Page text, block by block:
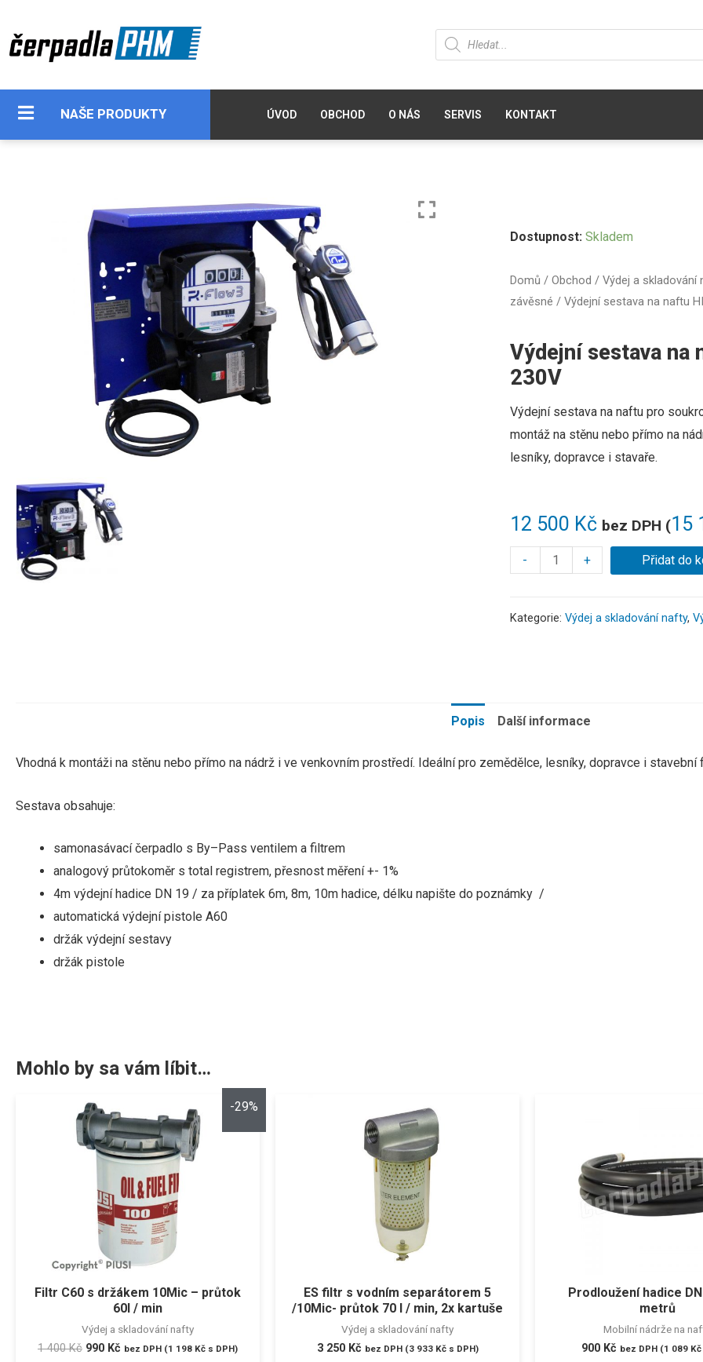
NAŠE PRODUKTY ÚVOD OBCHOD O NÁS SERVIS KONTAKT
Domů / Obchod / Výdej a skladování
závěsné / Výdejní sestava na naftu
Výdejní sestava na
230V
12 500 Kč bez DPH (15
Výdejní sestava na naftu pro
montáž na stěnu nebo přímo na
lesníky, dopravce i stavaře.
Dostupnost: Skladem
- + Přidat do
Kategorie: Výdej a skladování nafty,
Popis Další informace
Vhodná k montáži na stěnu nebo přímo na nádrž i ve venkovním prostředí. Ideální pro zemědělce, lesníky, dopravce i stavební
Sestava obsahuje:
samonasávací čerpadlo s By–Pass ventilem a filtrem
analogový průtokoměr s total registrem, přesnost měření +- 1%
4m výdejní hadice DN 19 / za příplatek 6m, 8m, 10m hadice, délku napište do poznámky /
automatická výdejní pistole A60
držák výdejní sestavy
držák pistole
Mohlo by sa vám líbit…
-29%
Filtr C60 s držákem 10Mic – průtok
60l / min
Výdej a skladování nafty
1 400Kč 990 Kč bez DPH (1 198 Kč s DPH)
ES filtr s vodním separátorem 5
/10Mic- průtok 70 l / min, 2x kartuše
Výdej a skladování nafty
3 250 Kč bez DPH (3 933 Kčs DPH)
Prodloužení hadice
metrů
Mobilní nádrže na
900 Kč bez DPH (1 089 Kč